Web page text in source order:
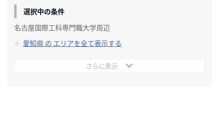
選択中の条件
名古屋国際工科専門職大学周辺
愛知県 の エリアを全て表示する
さらに表示